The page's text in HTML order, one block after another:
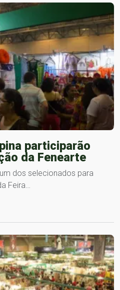
participarão
da Fenearte
dos selecionados para
Feira…